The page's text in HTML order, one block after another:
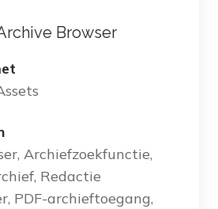
Browser
Archiefzoekfunctie,
Redactie
PDF-archieftoegang,